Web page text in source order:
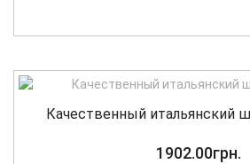
Качественный итальянский
1902.00грн.